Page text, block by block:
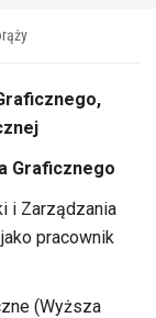
Graficznego
i Zarządzania
pracownik
(Wyższa